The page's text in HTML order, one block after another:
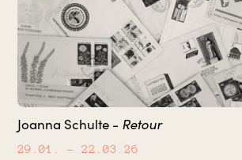
Joanna Schulte - Retour
29.01. – 22.03.26